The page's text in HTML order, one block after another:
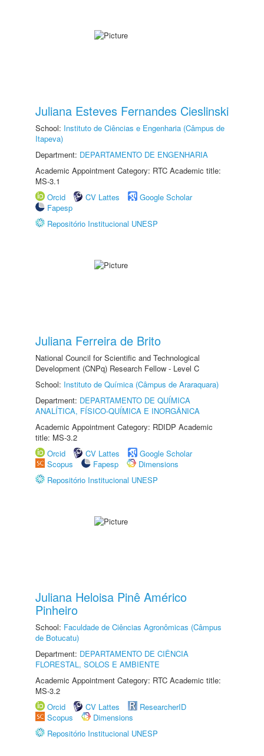
Juliana Esteves Fernandes Cieslinski
School: Instituto de Ciências e Engenharia (Câmpus de
Itapeva)
Department: DEPARTAMENTO DE ENGENHARIA
Academic Appointment Category: RTC Academic title:
MS-3.1
Orcid
CV Lattes
Google Scholar
Fapesp
Repositório Institucional UNESP
Juliana Ferreira de Brito
National Council for Scientific and Technological
Development (CNPq) Research Fellow - Level C
School: Instituto de Química (Câmpus de Araraquara)
Department: DEPARTAMENTO DE QUÍMICA
ANALÍTICA, FÍSICO-QUÍMICA E INORGÂNICA
Academic Appointment Category: RDIDP Academic
title: MS-3.2
Orcid
CV Lattes
Google Scholar
Scopus
Fapesp
Dimensions
Repositório Institucional UNESP
Juliana Heloisa Pinê Américo
Pinheiro
School: Faculdade de Ciências Agronômicas (Câmpus
de Botucatu)
Department: DEPARTAMENTO DE CIÊNCIA
FLORESTAL, SOLOS E AMBIENTE
Academic Appointment Category: RTC Academic title:
MS-3.2
Orcid
CV Lattes
ResearcherID
Scopus
Dimensions
Repositório Institucional UNESP